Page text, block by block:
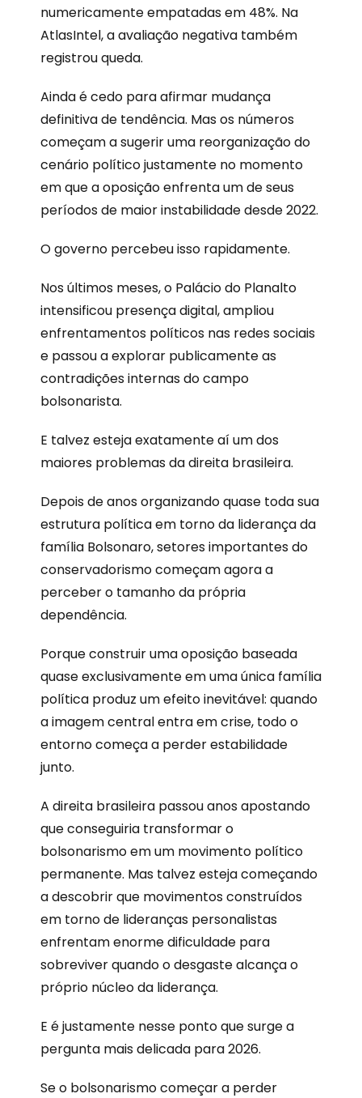
numericamente empatadas em 48%. Na
AtlasIntel, a avaliação negativa também
registrou queda.
Ainda é cedo para afirmar mudança
definitiva de tendência. Mas os números
começam a sugerir uma reorganização do
cenário político justamente no momento
em que a oposição enfrenta um de seus
períodos de maior instabilidade desde 2022.
O governo percebeu isso rapidamente.
Nos últimos meses, o Palácio do Planalto
intensificou presença digital, ampliou
enfrentamentos políticos nas redes sociais
e passou a explorar publicamente as
contradições internas do campo
bolsonarista.
E talvez esteja exatamente aí um dos
maiores problemas da direita brasileira.
Depois de anos organizando quase toda sua
estrutura política em torno da liderança da
família Bolsonaro, setores importantes do
conservadorismo começam agora a
perceber o tamanho da própria
dependência.
Porque construir uma oposição baseada
quase exclusivamente em uma única família
política produz um efeito inevitável: quando
a imagem central entra em crise, todo o
entorno começa a perder estabilidade
junto.
A direita brasileira passou anos apostando
que conseguiria transformar o
bolsonarismo em um movimento político
permanente. Mas talvez esteja começando
a descobrir que movimentos construídos
em torno de lideranças personalistas
enfrentam enorme dificuldade para
sobreviver quando o desgaste alcança o
próprio núcleo da liderança.
E é justamente nesse ponto que surge a
pergunta mais delicada para 2026.
Se o bolsonarismo começar a perder